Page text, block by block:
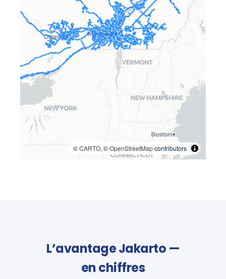
©CARTO, ©OpenStreetMapcontributors
L’avantage Jakarto —
en chiffres